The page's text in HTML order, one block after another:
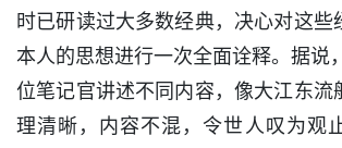
时已研读过大多数经典，决心对这些
本人的思想进行一次全面诠释。据说
位笔记官讲述不同内容，像大江东流
理清晰，内容不混，令世人叹为观